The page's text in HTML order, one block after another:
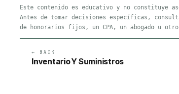
Este contenido es educativo y no
Antes de tomar decisiones específicas,
de honorarios fijos, un CPA, un abogado u
← BACK
Inventario Y Suministros